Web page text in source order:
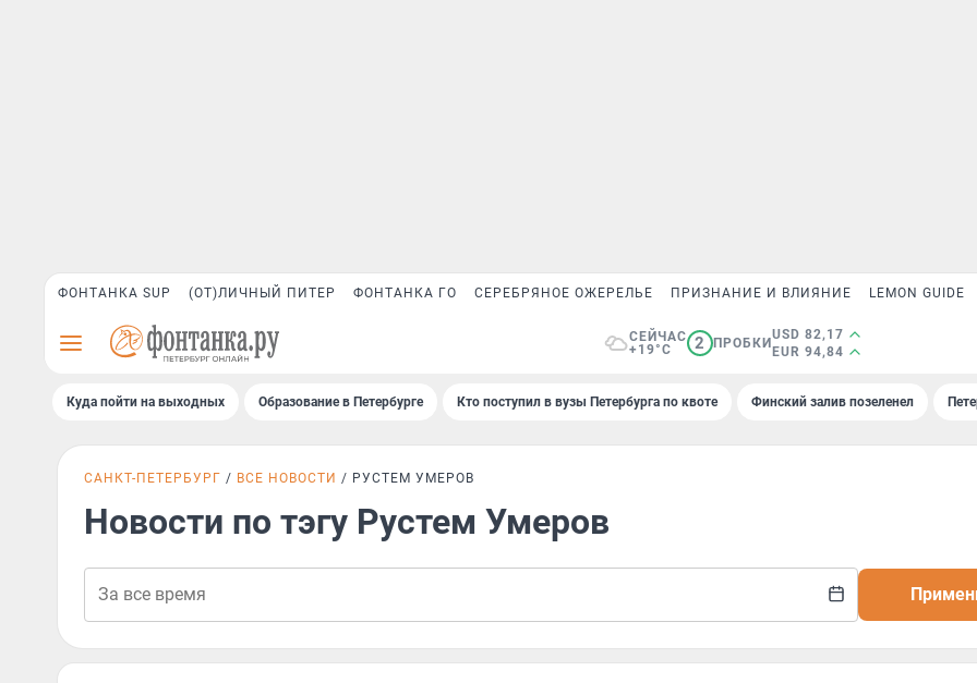
ФОНТАНКА SUP (ОТ)ЛИЧНЫЙ ПИТЕР ФОНТАНКА ГО СЕРЕБРЯНОЕ ОЖЕРЕЛЬЕ ПРИЗНАНИЕ И ВЛИЯНИЕ LEMON GUIDE
СЕЙЧАС
+19°C
2 ПРОБКИ
USD 82,17
EUR 94,84
Куда пойти на выходных Образование в Петербурге Кто поступил в вузы Петербурга по квоте Финский залив позеленел
САНКТ-ПЕТЕРБУРГ ВСЕ НОВОСТИ РУСТЕМ УМЕРОВ
Новости по тэгу Рустем Умеров